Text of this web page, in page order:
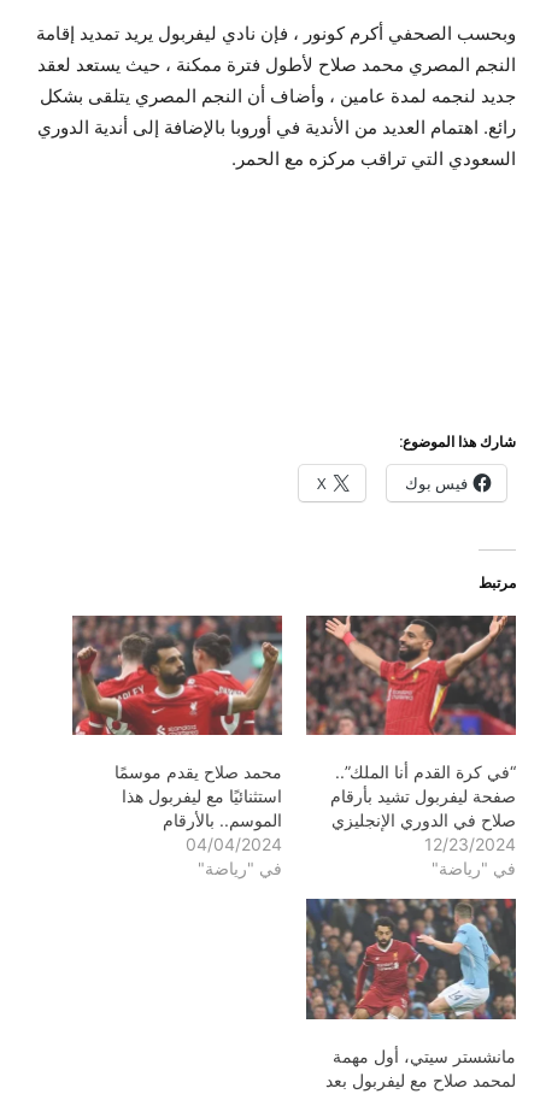
وبحسب الصحفي أكرم كونور ، فإن نادي ليفربول يريد تمديد إقامة
النجم المصري محمد صلاح لأطول فترة ممكنة ، حيث يستعد لعقد
جديد لنجمه لمدة عامين ، وأضاف أن النجم المصري يتلقى بشكل
رائع. اهتمام العديد من الأندية في أوروبا بالإضافة إلى أندية الدوري
السعودي التي تراقب مركزه مع الحمر .
شارك هذا الموضوع:
فيس بوك X
مرتبط
“في كرة القدم أنا الملك”..
صفحة ليفربول تشيد بأرقام
صلاح في الدوري الإنجليزي
12/23/2024
في "رياضة"
محمد صلاح يقدم موسمًا
استثنائيًا مع ليفربول هذا
الموسم.. بالأرقام
04/04/2024
في "رياضة"
مانشستر سيتي، أول مهمة
لمحمد صلاح مع ليفربول بعد